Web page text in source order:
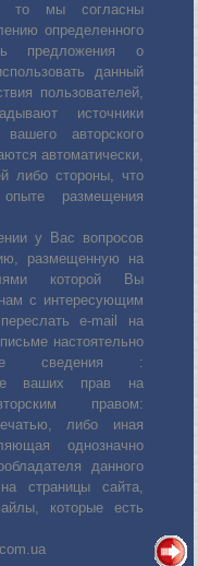
то мы согласны
определенного
предложения о
данный
пользователей,
источники
авторского
автоматически,
либо стороны, что
размещения
у Вас вопросов
размещенную на
которой Вы
с интересующим
е-mail на
настоятельно
сведения :
ваших прав на
правом:
либо иная
однозначно
данного
страницы сайта,
которые есть